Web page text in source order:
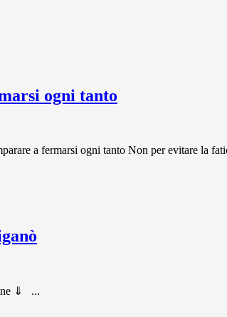
ogni tanto
a fermarsi ogni tanto Non per evitare la
⇓ ...